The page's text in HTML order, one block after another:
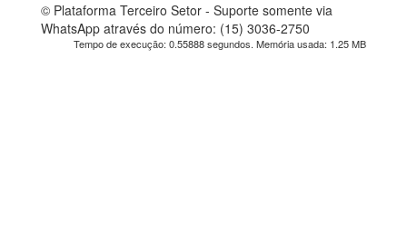
© Plataforma Terceiro Setor - Suporte somente via
WhatsApp através do número: (15) 3036-2750
Tempo de execução: 0.55888 segundos. Memória usada: 1.25 MB